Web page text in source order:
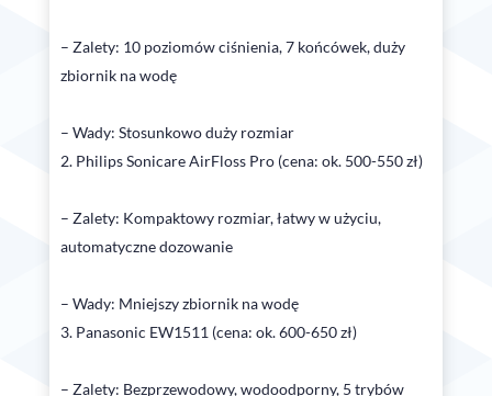
– Zalety: 10 poziomów ciśnienia, 7 końcówek, duży
zbiornik na wodę
– Wady: Stosunkowo duży rozmiar
Philips Sonicare AirFloss Pro (cena: ok. 500-550 zł)
– Zalety: Kompaktowy rozmiar, łatwy w użyciu,
automatyczne dozowanie
– Wady: Mniejszy zbiornik na wodę
Panasonic EW1511 (cena: ok. 600-650 zł)
– Zalety: Bezprzewodowy, wodoodporny, 5 trybów